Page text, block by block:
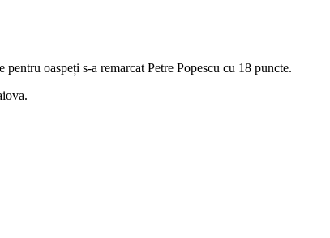
oaspeți s-a remarcat Petre Popescu cu 18 puncte.